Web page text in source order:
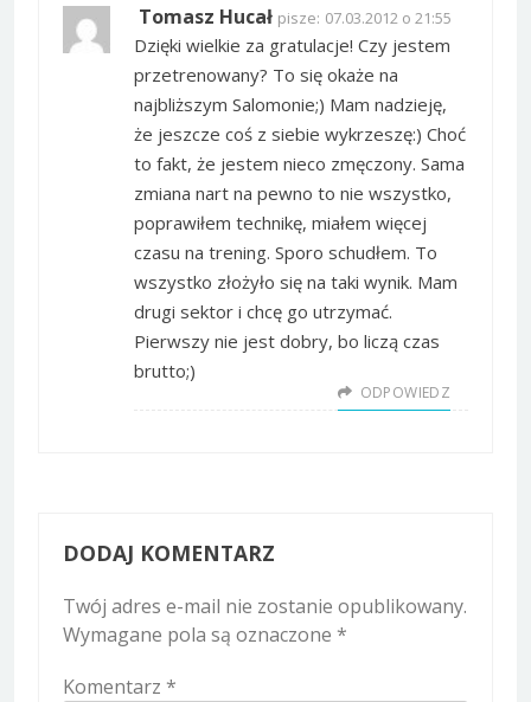
Tomasz Hucał pisze: 07.03.2012 o 21:55
Dzięki wielkie za gratulacje! Czy jestem
przetrenowany? To się okaże na
najbliższym Salomonie;) Mam nadzieję,
że jeszcze coś z siebie wykrzeszę:) Choć
to fakt, że jestem nieco zmęczony. Sama
zmiana nart na pewno to nie wszystko,
poprawiłem technikę, miałem więcej
czasu na trening. Sporo schudłem. To
wszystko złożyło się na taki wynik. Mam
drugi sektor i chcę go utrzymać.
Pierwszy nie jest dobry, bo liczą czas
brutto;)
ODPOWIEDZ
DODAJ KOMENTARZ
Twój adres e-mail nie zostanie opublikowany.
Wymagane pola są oznaczone *
Komentarz *